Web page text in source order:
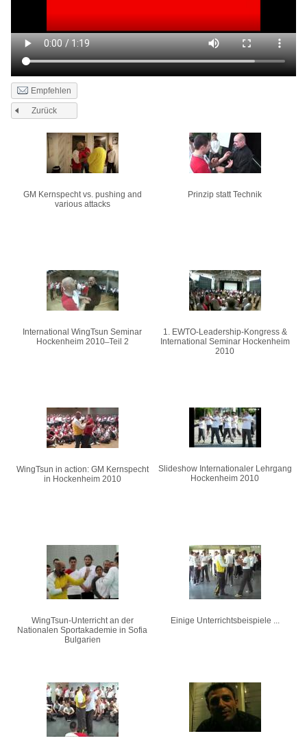
Empfehlen
Zurück
GM Kernspecht vs. pushing and
various attacks
Prinzip statt Technik
International WingTsun Seminar
Hockenheim 2010 ̶ Teil 2
1. EWTO-Leadership-Kongress &
International Seminar Hockenheim
2010
WingTsun in action: GM Kernspecht
in Hockenheim 2010
Slideshow Internationaler Lehrgang
Hockenheim 2010
WingTsun-Unterricht an der
Nationalen Sportakademie in Sofia
Bulgarien
Einige Unterrichtsbeispiele ...
Seiten